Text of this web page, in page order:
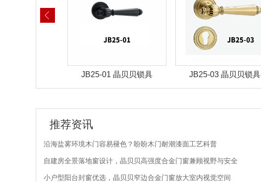
JB25-01 晶贝贝锁具 JB25-03 晶贝贝锁具
推荐资讯
沿海盐雾环境木门容易褪色？盼盼木门耐潮漆面工艺科普
自建房全景落地窗设计，晶贝贝高强度合金门窗兼顾视野与安全
小户型阳台封窗优选，晶贝贝窄边合金门窗放大室内视觉空间